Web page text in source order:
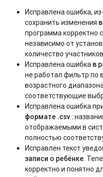
Исправлена ошибка,
сохранить изменения
программа корректно
независимо от
количество
Исправлена ошибка в
не работал фильтр по
возрастного
соответствующие
Исправлена ошибка
формате .csv:
отображаемыми в
полностью
Исправлен текст
записи о ребёнке.
корректно и понятно